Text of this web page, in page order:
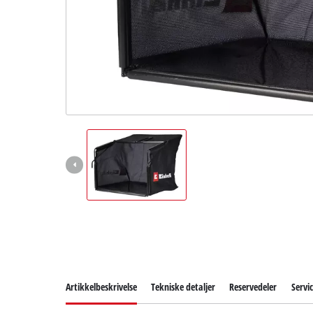
Artikkelbeskrivelse Tekniske detaljer Reservedeler